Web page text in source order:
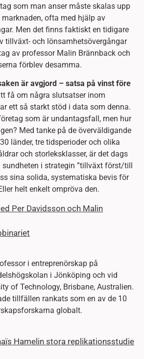
som man anser måste skalas upp
ofta med hjälp av
Men det finns faktiskt en tidigare
tillväxt- och lönsamhetsövergångar
av professor Malin Brännback och
förblev desamma.
är avgjord – satsa på vinst före
få om några slutsatser inom
ett så starkt stöd i data som denna.
som är undantagsfall, men hur
Med tanke på de överväldigande
länder, tre tidsperioder och olika
och storleksklasser, är det dags
i strategin ”tillväxt först/till
sina solida, systematiska bevis för
helt enkelt ompröva den.
Per Davidsson och Malin
i entreprenörskap på
i Jönköping och vid
of Technology, Brisbane, Australien.
tillfällen rankats som en av de 10
globalt.
Hamelin stora replikationsstudie